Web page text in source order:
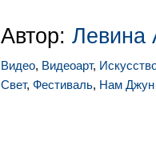
Автор: Левина
Видео, Видеоарт,
Свет, Фестиваль, Нам Джун